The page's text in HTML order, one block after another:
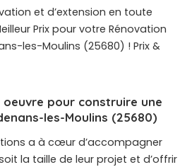
et d’extension en toute
Prix pour votre Rénovation
les-Moulins (25680) ! Prix &
pour construire une
les-Moulins (25680)
a à cœur d’accompagner
la taille de leur projet et d’offrir